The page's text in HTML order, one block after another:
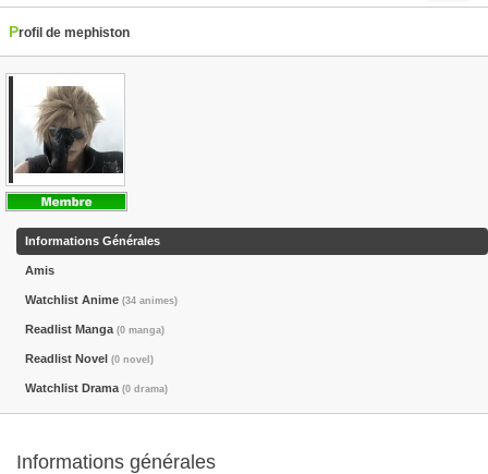
Profil de mephiston
Informations Générales
Amis
Watchlist Anime (34 animes)
Readlist Manga (0 manga)
Readlist Novel (0 novel)
Watchlist Drama (0 drama)
Informations générales